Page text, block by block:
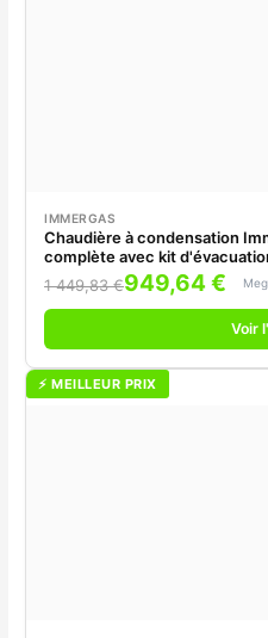
IMMERGAS
Chaudière à condensation
complète avec kit
1 449,83 €949,64 €
Voir
⚡ MEILLEUR PRIX